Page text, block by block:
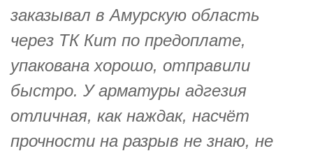
заказывал в Амурскую область
через ТК Кит по предоплате,
упакована хорошо, отправили
быстро. У арматуры адгезия
отличная, как наждак, насчёт
прочности на разрыв не знаю, не